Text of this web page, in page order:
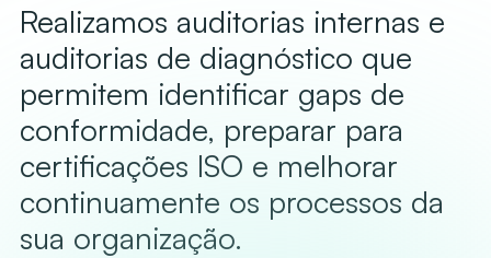
Realizamos auditorias internas e
auditorias de diagnóstico que
permitem identificar gaps de
conformidade, preparar para
certificações ISO e melhorar
continuamente os processos da
sua organização.